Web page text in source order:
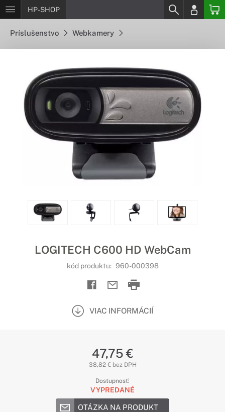
HP-SHOP
Príslušenstvo Webkamery
LOGITECH C600 HD WebCam
kód produktu: 960-000398
VIAC INFORMÁCIÍ
47,75 €
38,82 € bez DPH
Dostupnosť:
VYPREDANÉ
OTÁZKA NA PRODUKT